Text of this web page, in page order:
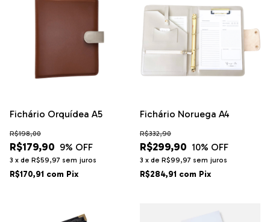
Fichário Orquídea A5
R$179,90
R$198,00
9% OFF
3 x de R$59,97 sem juros
R$170,91 com Pix
Fichário Noruega A4
R$299,90
R$332,90
10% OFF
3 x de R$99,97 sem juros
R$284,91 com Pix